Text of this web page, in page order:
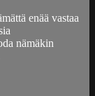
enää vastaa
nämäkin